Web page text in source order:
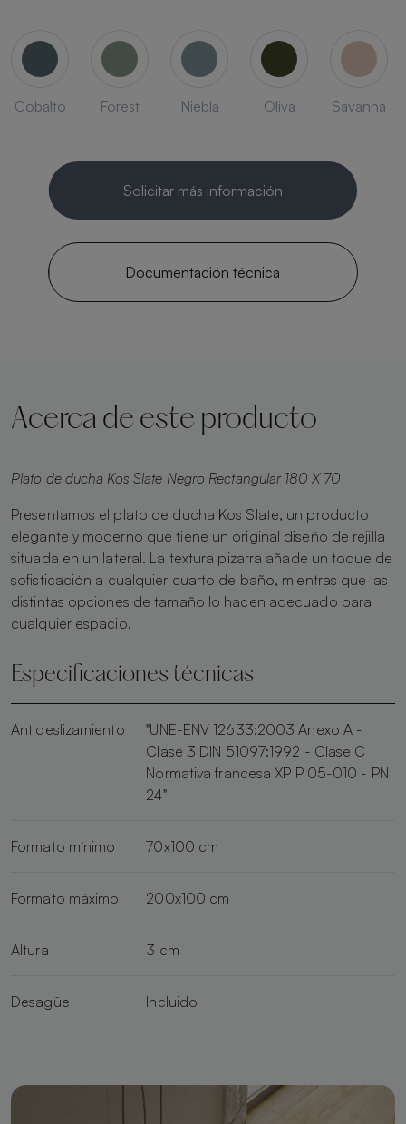
Cobalto Forest Niebla Oliva Savanna
Solicitar más información
Documentación técnica
Acerca de este producto
Plato de ducha Kos Slate Negro Rectangular 180 X 70
Presentamos el plato de ducha Kos Slate, un producto
elegante y moderno que tiene un original diseño de rejilla
situada en un lateral. La textura pizarra añade un toque de
sofisticación a cualquier cuarto de baño, mientras que las
distintas opciones de tamaño lo hacen adecuado para
cualquier espacio.
Especificaciones técnicas
Antideslizamiento
"UNE-ENV 12633:2003 Anexo A -
Clase 3 DIN 51097:1992 - Clase C
Normativa francesa XP P 05-010 - PN
24"
Formato mínimo 70x100 cm
Formato máximo 200x100 cm
Altura 3 cm
Desagüe Incluido